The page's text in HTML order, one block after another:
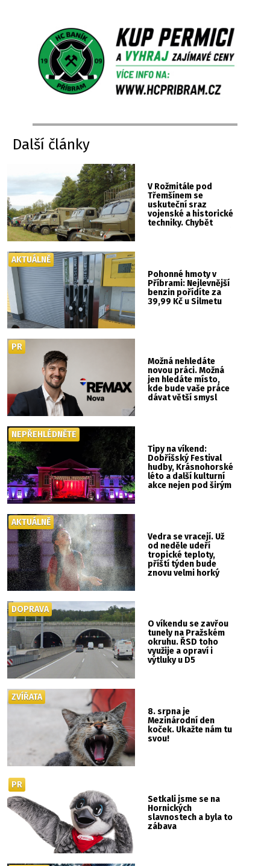
Další články
V Rožmitále pod
Třemšínem se
uskuteční sraz
vojenské a historické
techniky. Chybět
Pohonné hmoty v
Příbrami: Nejlevnější
benzin pořídíte za
39,99 Kč u Silmetu
AKTUÁLNĚ
Možná nehledáte
novou práci. Možná
jen hledáte místo,
kde bude vaše práce
dávat větší smysl
PR
Tipy na víkend:
Dobříšský Festival
hudby, Krásnohorské
léto a další kulturní
akce nejen pod širým
NEPŘEHLÉDNĚTE
Vedra se vracejí. Už
od neděle udeří
tropické teploty,
příští týden bude
znovu velmi horký
AKTUÁLNĚ
O víkendu se zavřou
tunely na Pražském
okruhu. ŘSD toho
využije a opraví i
výtluky u D5
DOPRAVA
8. srpna je
Mezinárodní den
koček. Ukažte nám tu
svou!
ZVÍŘATA
Setkali jsme se na
Hornických
slavnostech a byla to
zábava
PR